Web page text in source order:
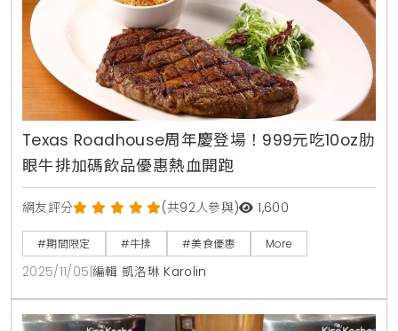
Texas Roadhouse周年慶登場！999元吃10oz肋
眼牛排加碼飲品優惠熱血開跑
網友評分 (共92人參與) 1,600
#期間限定 #牛排 #美食優惠 More
2025/11/05 編輯 凱洛琳 Karolin